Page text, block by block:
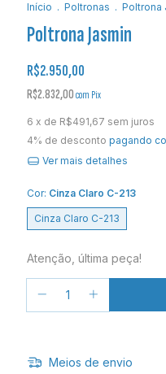
Início . Poltronas . Poltrona
Poltrona Jasmin
R$2.950,00
R$2.832,00com Pix
6 x de R$491,67 sem juros
4% de desconto pagando
Ver mais detalhes
Cor: Cinza Claro C-213
Cinza Claro C-213
Atenção, última peça!
Meios de envio